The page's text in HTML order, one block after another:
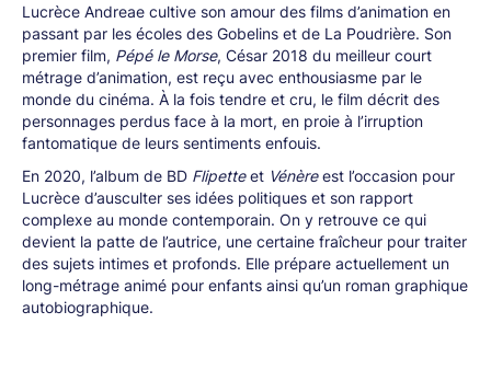
Lucrèce Andreae cultive son amour des films d’animation en
passant par les écoles des Gobelins et de La Poudrière. Son
premier film, Pépé le Morse, César 2018 du meilleur court
métrage d’animation, est reçu avec enthousiasme par le
monde du cinéma. À la fois tendre et cru, le film décrit des
personnages perdus face à la mort, en proie à l’irruption
fantomatique de leurs sentiments enfouis.
En 2020, l’album de BD Flipetteet Vénèreest l’occasion pour
Lucrèce d’ausculter ses idées politiques et son rapport
complexe au monde contemporain. On y retrouve ce qui
devient la patte de l’autrice, une certaine fraîcheur pour traiter
des sujets intimes et profonds. Elle prépare actuellement un
long-métrage animé pour enfants ainsi qu’un roman graphique
autobiographique.